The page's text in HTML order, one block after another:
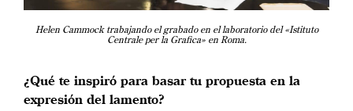
Helen Cammock trabajando el grabado en el laboratorio del «Istituto
Centrale per la Grafica» en Roma.
¿Qué te inspiró para basar tu propuesta en la
expresión del lamento?